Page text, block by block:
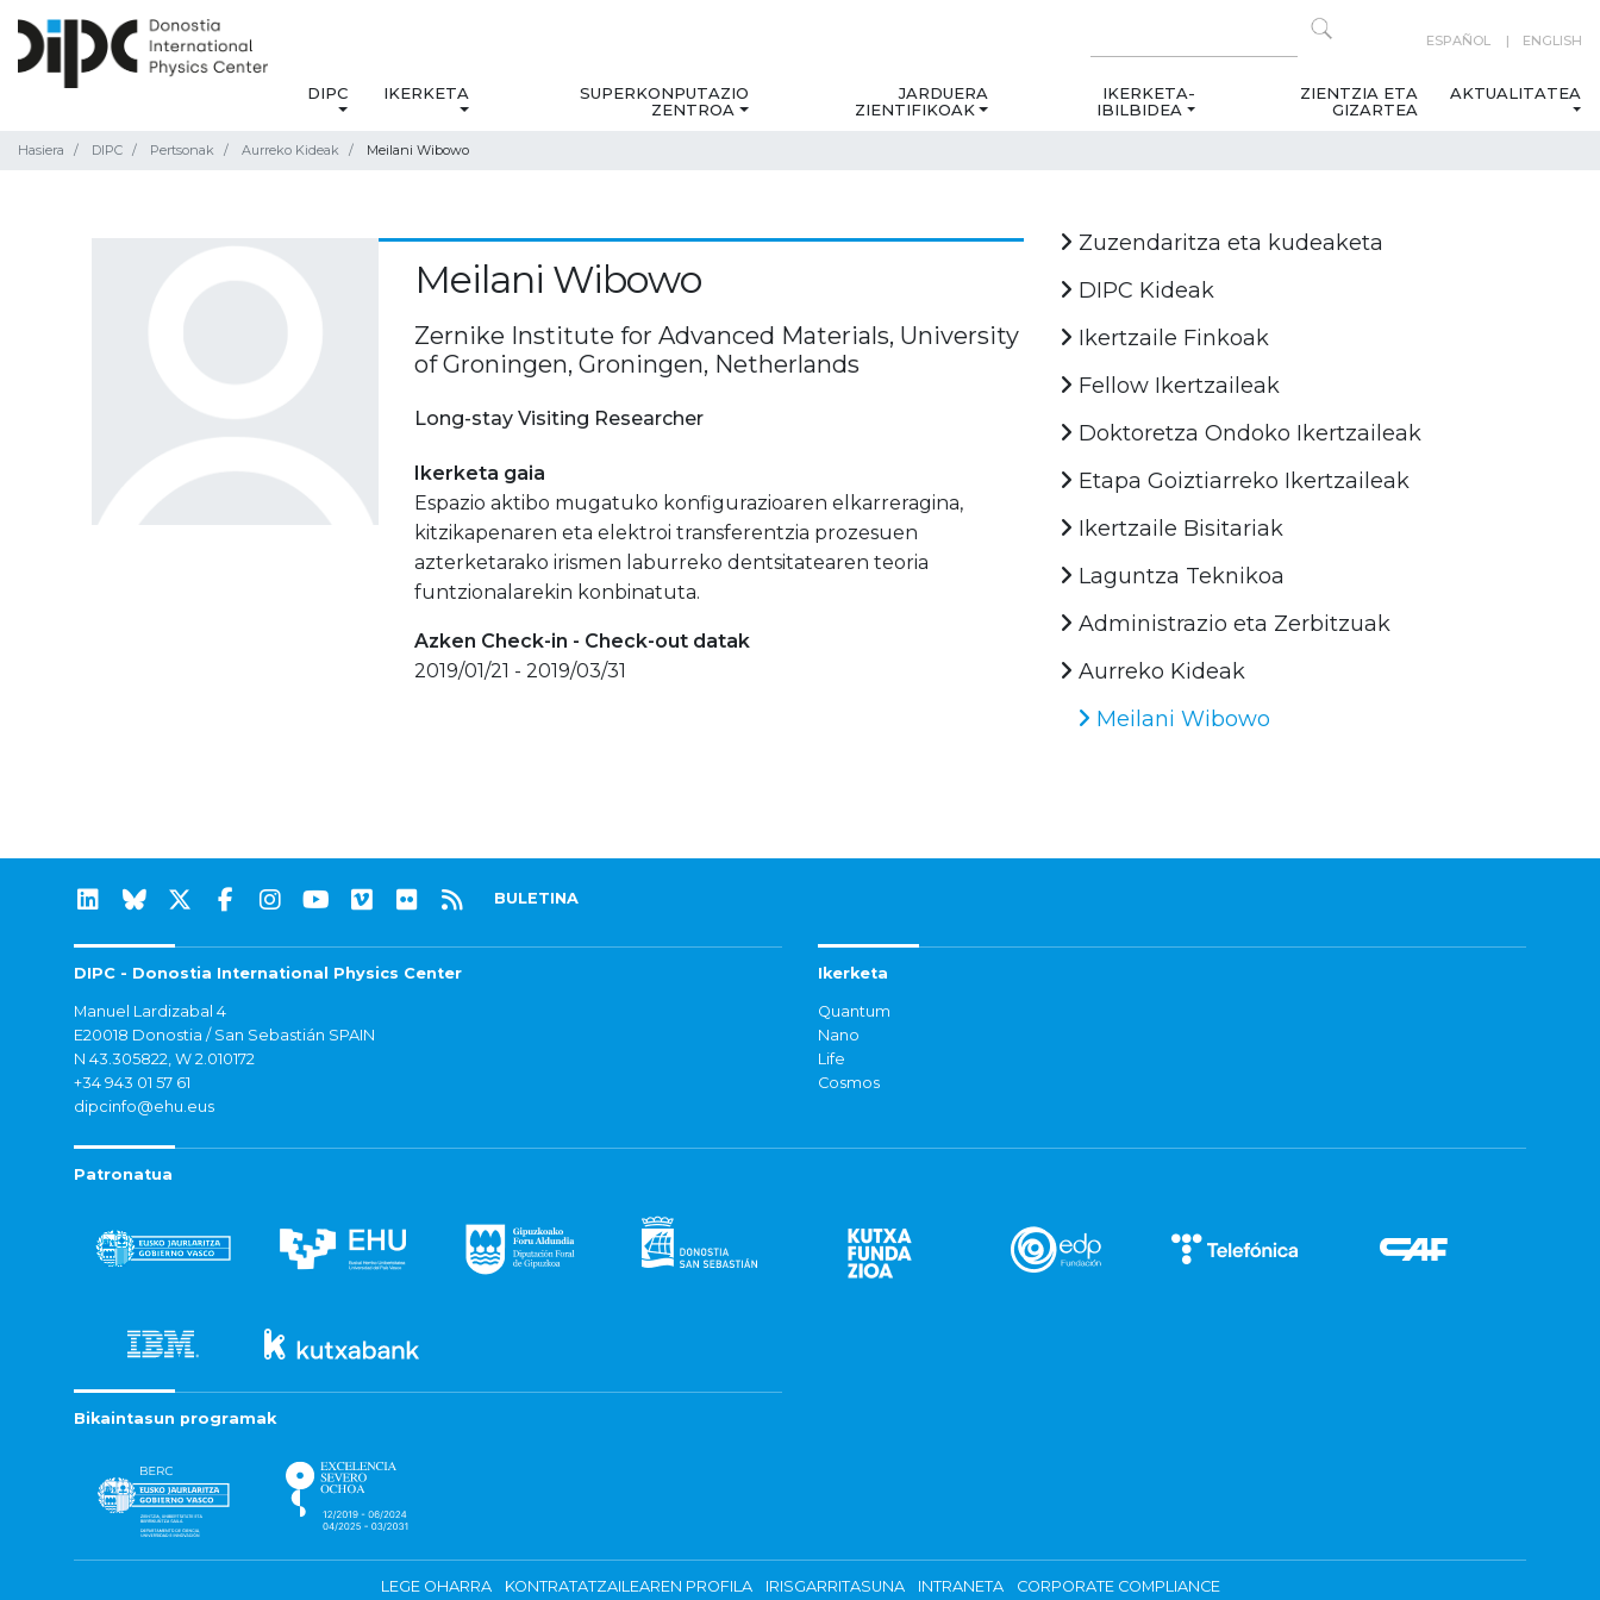
ESPAÑOL ENGLISH
DIPC IKERKETA
SUPERKONPUTAZIO
ZENTROA
JARDUERA
ZIENTIFIKOAK
IKERKETA-
IBILBIDEA
ZIENTZIA ETA
GIZARTEA
AKTUALITATEA
Hasiera DIPC Pertsonak Aurreko Kideak Meilani Wibowo
Meilani Wibowo
Zernike Institute for Advanced Materials, University
of Groningen, Groningen, Netherlands
Long-stay Visiting Researcher
Ikerketa gaia
Espazio aktibo mugatuko konfigurazioaren elkarreragina,
kitzikapenaren eta elektroi transferentzia prozesuen
azterketarako irismen laburreko dentsitatearen teoria
funtzionalarekin konbinatuta.
Azken Check-in - Check-out datak
2019/01/21 - 2019/03/31
Zuzendaritza eta kudeaketa
DIPC Kideak
Ikertzaile Finkoak
Fellow Ikertzaileak
Doktoretza Ondoko Ikertzaileak
Etapa Goiztiarreko Ikertzaileak
Ikertzaile Bisitariak
Laguntza Teknikoa
Administrazio eta Zerbitzuak
Aurreko Kideak
Meilani Wibowo
BULETINA
DIPC - Donostia International Physics Center
Manuel Lardizabal 4
E20018 Donostia / San Sebastián SPAIN
N 43.305822, W 2.010172
+34 943 01 57 61
dipcinfo@ehu.eus
Ikerketa
Quantum
Nano
Life
Cosmos
Patronatua
Bikaintasun programak
LEGE OHARRA KONTRATATZAILEAREN PROFILA IRISGARRITASUNA INTRANETA CORPORATE COMPLIANCE